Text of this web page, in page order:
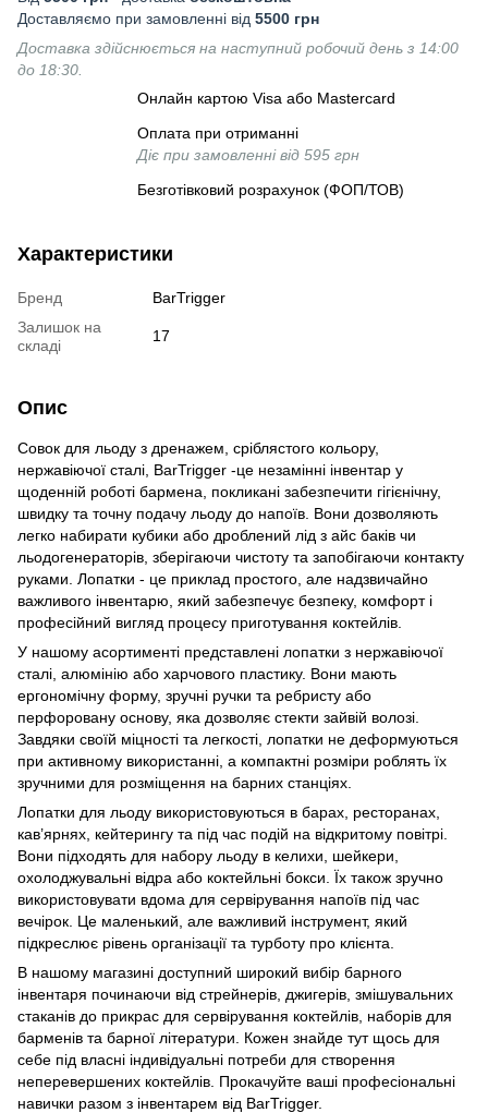
Доставляємо при замовленні від 5500 грн
Доставка здійснюється на наступний робочий день з 14:00
до 18:30.
Онлайн картою Visa або Mastercard
Оплата при отриманні
Діє при замовленні від 595 грн
Безготівковий розрахунок (ФОП/ТОВ)
Характеристики
Бренд
BarTrigger
Залишок на
складі
17
Опис
Совок для льоду з дренажем, сріблястого кольору,
нержавіючої сталі, BarTrigger -це незамінні інвентар у
щоденній роботі бармена, покликані забезпечити гігієнічну,
швидку та точну подачу льоду до напоїв. Вони дозволяють
легко набирати кубики або дроблений лід з айс баків чи
льодогенераторів, зберігаючи чистоту та запобігаючи контакту
руками. Лопатки - це приклад простого, але надзвичайно
важливого інвентарю, який забезпечує безпеку, комфорт і
професійний вигляд процесу приготування коктейлів.
У нашому асортименті представлені лопатки з нержавіючої
сталі, алюмінію або харчового пластику. Вони мають
ергономічну форму, зручні ручки та ребристу або
перфоровану основу, яка дозволяє стекти зайвій волозі.
Завдяки своїй міцності та легкості, лопатки не деформуються
при активному використанні, а компактні розміри роблять їх
зручними для розміщення на барних станціях.
Лопатки для льоду використовуються в барах, ресторанах,
кав’ярнях, кейтерингу та під час подій на відкритому повітрі.
Вони підходять для набору льоду в келихи, шейкери,
охолоджувальні відра або коктейльні бокси. Їх також зручно
використовувати вдома для сервірування напоїв під час
вечірок. Це маленький, але важливий інструмент, який
підкреслює рівень організації та турботу про клієнта.
В нашому магазині доступний широкий вибір барного
інвентаря починаючи від стрейнерів, джигерів, змішувальних
стаканів до прикрас для сервірування коктейлів, наборів для
барменів та барної літератури. Кожен знайде тут щось для
себе під власні індивідуальні потреби для створення
неперевершених коктейлів. Прокачуйте ваші професіональні
навички разом з інвентарем від BarTrigger.